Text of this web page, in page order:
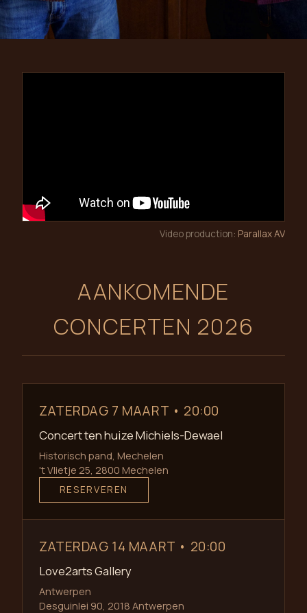
Video production: Parallax AV
AANKOMENDE
CONCERTEN 2026
ZATERDAG 7 MAART • 20:00
Concert ten huize Michiels-Dewael
Historisch pand, Mechelen
't Vlietje 25, 2800 Mechelen
RESERVEREN
ZATERDAG 14 MAART • 20:00
Love2arts Gallery
Antwerpen
Desguinlei 90, 2018 Antwerpen